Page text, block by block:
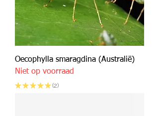
Oecophylla smaragdina (Australië)
Niet op voorraad
★ ★ ★ ★ ★ 2
2